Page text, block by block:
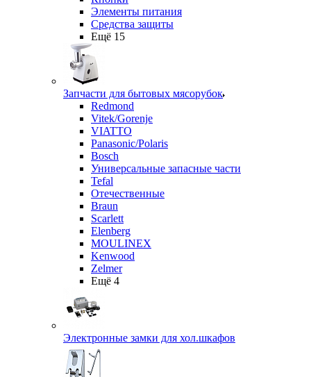
Элементы питания
Средства защиты
Ещё 15
Запчасти для бытовых мясорубок
Redmond
Vitek/Gorenje
VIATTO
Panasonic/Polaris
Bosch
Универсальные запасные части
Tefal
Отечественные
Braun
Scarlett
Elenberg
MOULINEX
Kenwood
Zelmer
Ещё 4
Электронные замки для хол.шкафов